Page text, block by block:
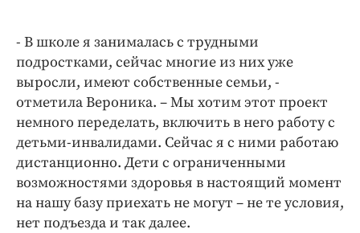
- В школе я занималась с трудными
подростками, сейчас многие из них уже
выросли, имеют собственные семьи, -
отметила Вероника. – Мы хотим этот проект
немного переделать, включить в него работу с
детьми-инвалидами. Сейчас я с ними работаю
дистанционно. Дети с ограниченными
возможностями здоровья в настоящий момент
на нашу базу приехать не могут – не те условия,
нет подъезда и так далее.